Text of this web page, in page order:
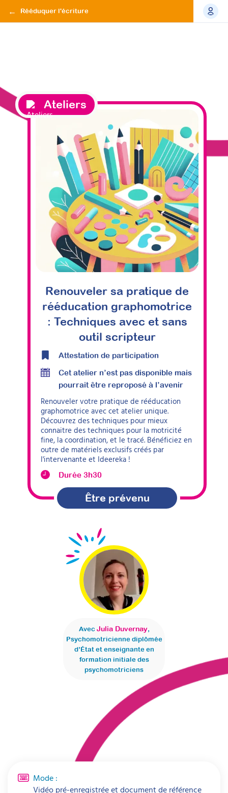
Rééduquer l'écriture
Ateliers
Renouveler sa pratique de
rééducation graphomotrice
: Techniques avec et sans
outil scripteur
Attestation de participation
Cet atelier n’est pas disponible mais
pourrait être reproposé à l’avenir
Renouveler votre pratique de rééducation
graphomotrice avec cet atelier unique.
Découvrez des techniques pour mieux
connaitre des techniques pour la motricité
fine, la coordination, et le tracé. Bénéficiez en
outre de matériels exclusifs créés par
l'intervenante et Ideereka !
Durée 3h30
Être prévenu
Avec Julia Duvernay,
Psychomotricienne diplômée
d’État et enseignante en
formation initiale des
psychomotriciens
Mode :
Vidéo pré-enregistrée et document de référence